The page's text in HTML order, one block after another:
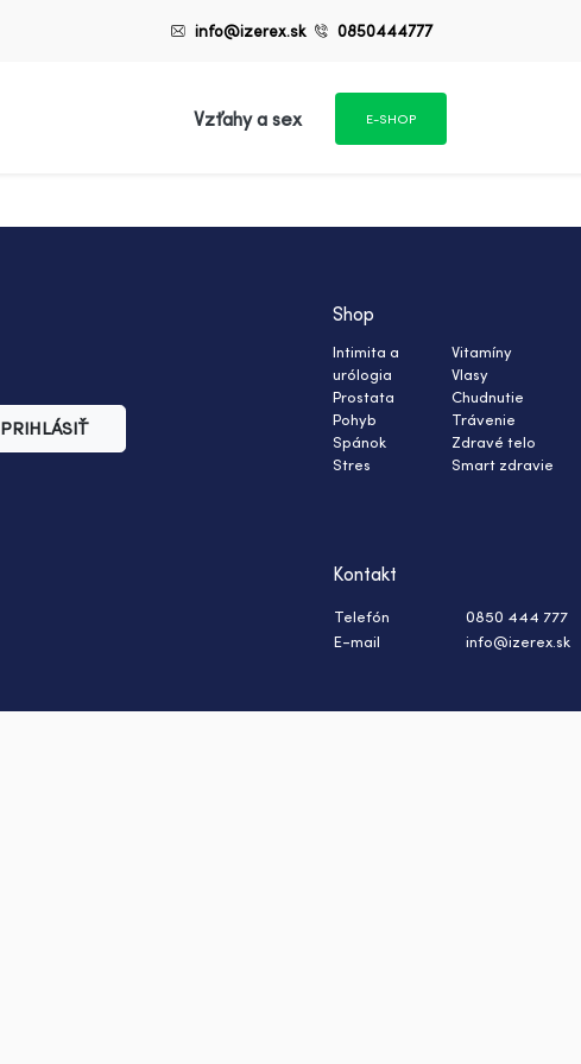
info@izerex.sk 0850444777
Vzťahy a sex E-SHOP
PRIHLÁSIŤ
Shop
Intimita a
urólogia
Prostata
Pohyb
Spánok
Stres
Vitamíny
Vlasy
Chudnutie
Trávenie
Zdravé telo
Smart zdravie
Kontakt
Telefón
0850 444 777
E-mail
info@izerex.sk